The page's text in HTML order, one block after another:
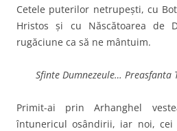
Cetele puterilor netrupeşti, cu
Hristos şi cu Născătoarea de
rugăciune ca să ne mântuim.
Sfinte Dumnezeule…
Primit-ai prin Arhanghel
întunericul osândirii, iar noi,